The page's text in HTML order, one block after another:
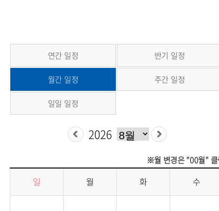
연간 일정 반기 일정
월간 일정 주간 일정
일일 일정
※월 변경은 "00월"
일 월 화 수